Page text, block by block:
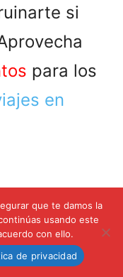
si
para los
en
el
Tokio
que te damos la
usando este
con ello.
de privacidad